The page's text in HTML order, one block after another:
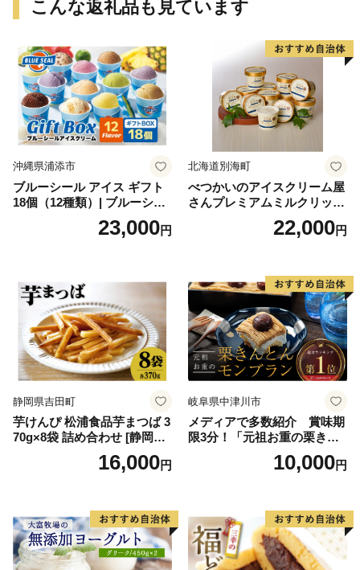
こんな返礼品も見ています
沖縄県浦添市
ブルーシール アイス ギフト
18個（12種類）| ブルーシー
ルアイス ブルーシールアイ
スクリーム 着日指定可能 送
誕生日 カップ 詰め合わせ バ
ラエティ | バニラ チョコレー
ト ストロベリー ピスタチオ
バニラ＆クッキー ウベ 沖縄
紅イモ 塩ちんすこう 沖縄シ
ークヮーサー 沖縄黒糖 琉球
ロイヤルミルクティ 沖縄パ
イン
23,000円
北海道別海町
べつかいのアイスクリーム屋
さんプレミアムミルクリッチ
12個（AP-01）（ 北海道アイ
ス 北海道産アイス アイス ア
道産アイス 道産アイスクリ
ーム ギフト 詰合せ 詰め合わ
せ ふるさと納税 ）
22,000円
静岡県吉田町
芋けんぴ 松浦食品芋まつば 3
70g×8袋 詰め合わせ [静岡伊
勢丹(松浦食品) 静岡県 吉田町
22424274] 芋ケンピ セット
16,000円
岐阜県中津川市
メディアで多数紹介 賞味期
限3分！「元祖お重の栗きん
とんモンブラン」 【未来の
ご褒美】スイーツ 栗 モンブ
子 菓子 F4N-2298
10,000円